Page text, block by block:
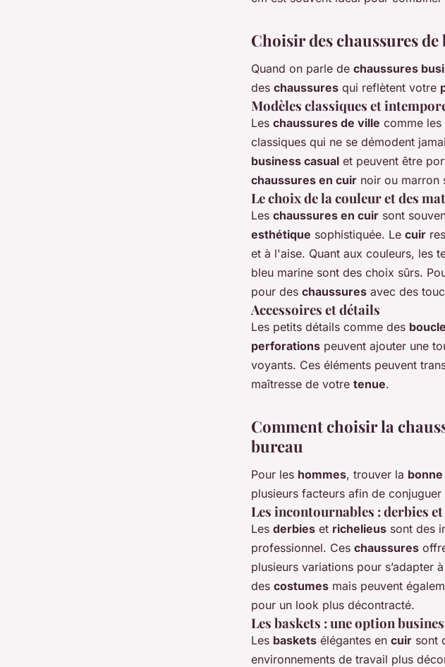
Choisir des chaussures de
Quand on parle de chaussures
des chaussures qui reflètent votre
Modèles classiques et
Les chaussures de ville comme les
classiques qui ne se démodent
business casual et peuvent être
chaussures en cuir noir ou marron
Le choix de la couleur et des
Les chaussures en cuir sont
esthétique sophistiquée. Le cuir
et à l'aise. Quant aux couleurs, les
bleu marine sont des choix sûrs.
pour des chaussures avec des
Accessoires et détails
Les petits détails comme des
perforations peuvent ajouter une
voyants. Ces éléments peuvent
maîtresse de votre tenue.
Comment choisir la
bureau
Pour les hommes, trouver la
plusieurs facteurs afin de conjuguer
Les incontournables : derbies
Les derbies et richelieus sont des
professionnel. Ces chaussures
plusieurs variations pour s’adapter
des costumes mais peuvent
pour un look plus décontracté.
Les baskets : une option
Les baskets élégantes en cuir sont
environnements de travail plus